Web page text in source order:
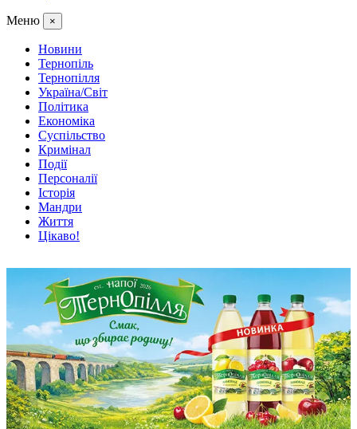
Меню ×
Новини
Тернопіль
Тернопілля
Україна/Світ
Політика
Економіка
Суспільство
Кримінал
Події
Персоналії
Історія
Мандри
Життя
Цікаво!